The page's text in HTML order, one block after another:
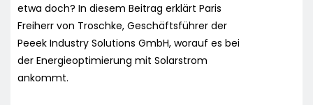
etwa doch? In diesem Beitrag erklärt Paris
Freiherr von Troschke, Geschäftsführer der
Peeek Industry Solutions GmbH, worauf es bei
der Energieoptimierung mit Solarstrom
ankommt.